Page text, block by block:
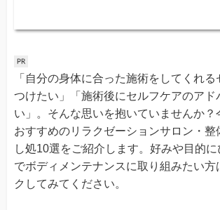
「自分の身体に合った施術をしてくれ
つけたい」「施術後にセルフケアのアド
い」。そんな思いを抱いていませんか？
おすすめのリラクゼーションサロン・整
し処10選をご紹介します。好みや目的
でボディメンテナンスに取り組みたい方
クしてみてください。